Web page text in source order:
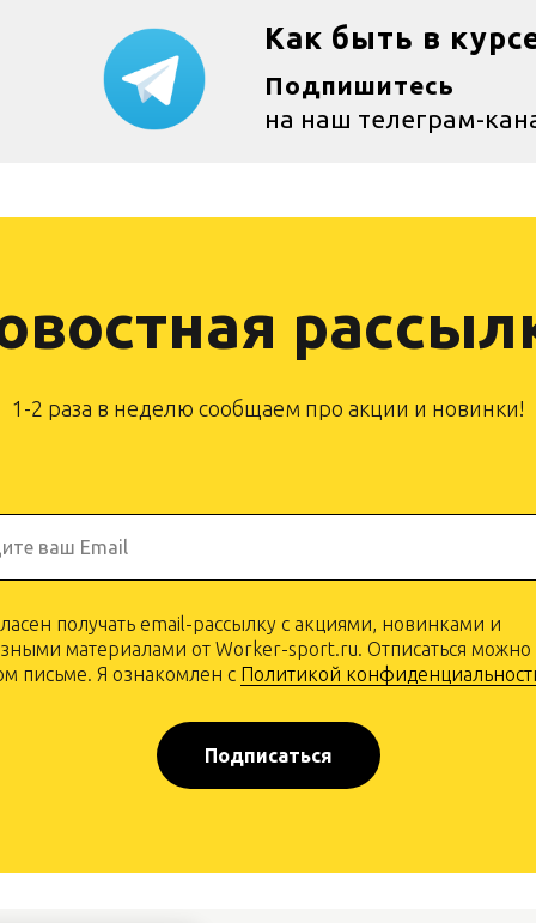
Как быть в
Подпишитесь
на наш телеграм-
1-2 раза в неделю сообщаем про акции и новинки!
ваш Email
получать email-рассылку с акциями, новинками и
материалами от Worker-sport.ru. Отписаться можно
письме. Я ознакомлен с Политикой
Подписаться